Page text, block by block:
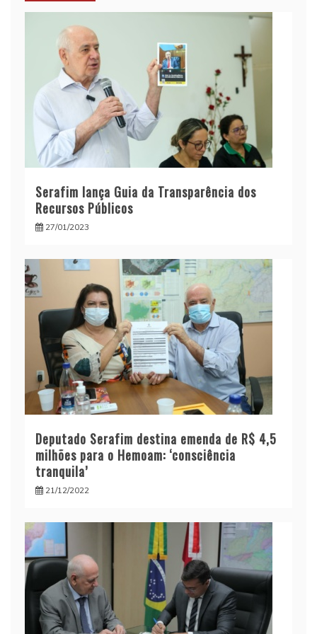
Serafim lança Guia da Transparência dos
Recursos Públicos
27/01/2023
Deputado Serafim destina emenda de R$ 4,5
milhões para o Hemoam: ‘consciência
tranquila’
21/12/2022